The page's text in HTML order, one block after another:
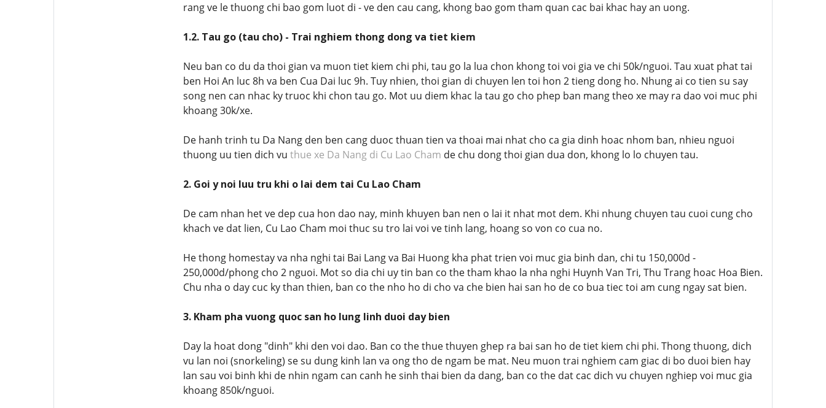
rang ve le thuong chi bao gom luot di - ve den cau cang, khong bao gom tham quan cac bai khac hay an uong.
1.2. Tau go (tau cho) - Trai nghiem thong dong va tiet kiem
Neu ban co du da thoi gian va muon tiet kiem chi phi, tau go la lua chon khong toi voi gia ve chi 50k/nguoi. Tau xuat phat tai
ben Hoi An luc 8h va ben Cua Dai luc 9h. Tuy nhien, thoi gian di chuyen len toi hon 2 tieng dong ho. Nhung ai co tien su say
song nen can nhac ky truoc khi chon tau go. Mot uu diem khac la tau go cho phep ban mang theo xe may ra dao voi muc phi
khoang 30k/xe.
De hanh trinh tu Da Nang den ben cang duoc thuan tien va thoai mai nhat cho ca gia dinh hoac nhom ban, nhieu nguoi
thuong uu tien dich vu thue xe Da Nang di Cu Lao Cham de chu dong thoi gian dua don, khong lo lo chuyen tau.
2. Goi y noi luu tru khi o lai dem tai Cu Lao Cham
De cam nhan het ve dep cua hon dao nay, minh khuyen ban nen o lai it nhat mot dem. Khi nhung chuyen tau cuoi cung cho
khach ve dat lien, Cu Lao Cham moi thuc su tro lai voi ve tinh lang, hoang so von co cua no.
He thong homestay va nha nghi tai Bai Lang va Bai Huong kha phat trien voi muc gia binh dan, chi tu 150,000d -
250,000d/phong cho 2 nguoi. Mot so dia chi uy tin ban co the tham khao la nha nghi Huynh Van Tri, Thu Trang hoac Hoa Bien.
Chu nha o day cuc ky than thien, ban co the nho ho di cho va che bien hai san ho de co bua tiec toi am cung ngay sat bien.
3. Kham pha vuong quoc san ho lung linh duoi day bien
Day la hoat dong "dinh" khi den voi dao. Ban co the thue thuyen ghep ra bai san ho de tiet kiem chi phi. Thong thuong, dich
vu lan noi (snorkeling) se su dung kinh lan va ong tho de ngam be mat. Neu muon trai nghiem cam giac di bo duoi bien hay
lan sau voi binh khi de nhin ngam can canh he sinh thai bien da dang, ban co the dat cac dich vu chuyen nghiep voi muc gia
khoang 850k/nguoi.